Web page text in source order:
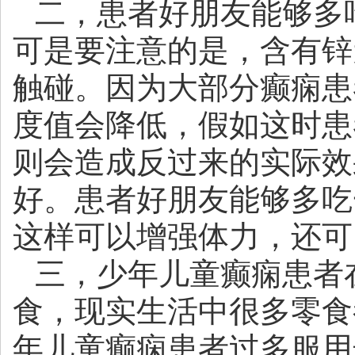
二，患者好朋友能够
可是要注意的是，含有
触碰。因为大部分癫痫
度值会降低，假如这时
则会造成反过来的实际
好。患者好朋友能够多
这样可以增强体力，还
三，少年儿童癫痫患
食，现实生活中很多零